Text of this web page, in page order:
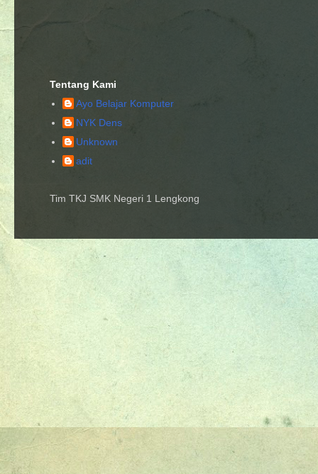
Tentang Kami
Ayo Belajar Komputer
NYK Dens
Unknown
adit
Tim TKJ SMK Negeri 1 Lengkong